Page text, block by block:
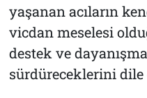
yaşanan acıların
vicdan meselesi
destek ve dayanışma
sürdüreceklerini dile